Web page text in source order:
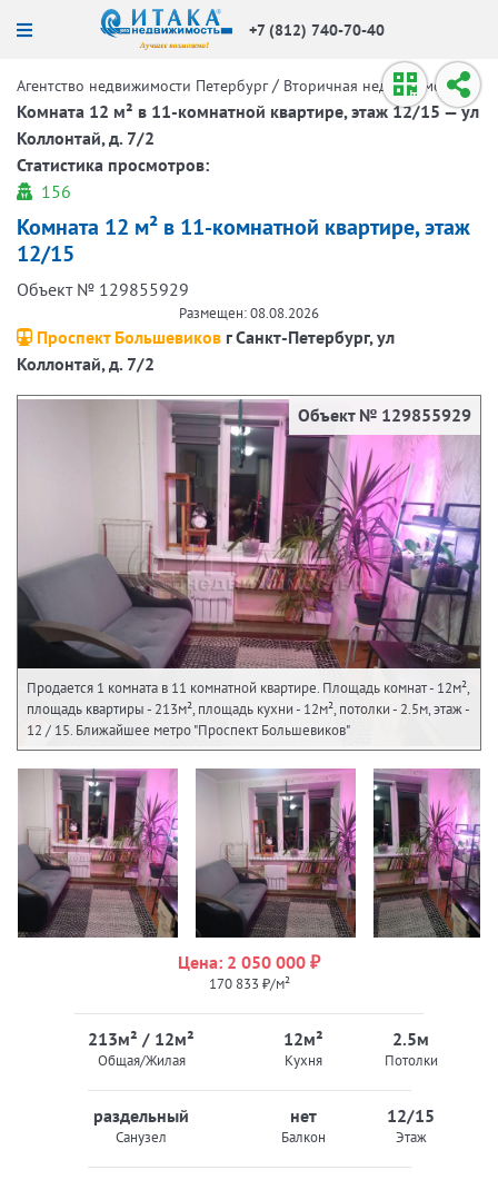
+7 (812) 740-70-40
Агентство недвижимости Петербург / Вторичная недвижимость /
Комната 12 м² в 11-комнатной квартире, этаж 12/15 — ул
Коллонтай, д. 7/2
Статистика просмотров:
156
Комната 12 м² в 11-комнатной квартире, этаж
12/15
Объект № 129855929
Размещен: 08.08.2026
Проспект Большевиков г Санкт-Петербург, ул
Коллонтай, д. 7/2
Объект № 129855929
Продается 1 комната в 11 комнатной квартире. Площадь комнат - 12м²,
площадь квартиры - 213м², площадь кухни - 12м², потолки - 2.5м, этаж -
12 / 15. Ближайшее метро "Проспект Большевиков"
Цена: 2 050 000 ₽
170 833 ₽/м²
213м² / 12м²
Общая/Жилая
12м²
Кухня
2.5м
Потолки
раздельный
Санузел
нет
Балкон
12/15
Этаж